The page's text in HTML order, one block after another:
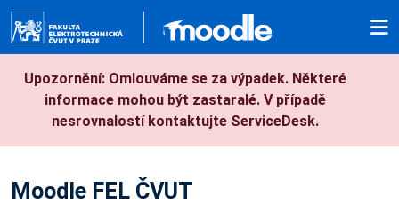
Upozornění: Omlouváme se za výpadek. Některé
informace mohou být zastaralé. V případě
nesrovnalostí kontaktujte ServiceDesk.
Moodle FEL ČVUT